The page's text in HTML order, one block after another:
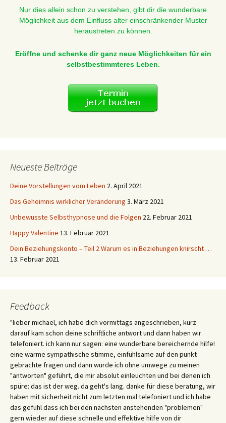
Nur dies allein schon zu verstehen, gibt dir die wunderbare
Möglichkeit aus dem Einfluss alter einschränkender Muster
heraustreten zu können.
Eröffne und schenke dir ganz neue Möglichkeiten für ein
selbstbestimmteres Leben.
Neueste Beiträge
Deine Vorstellungen vom Leben 2. April 2021
Das Geheimnis wirklicher Veränderung 3. März 2021
Unbewusste Selbsthypnose und die Folgen 22. Februar 2021
Happy Valentine 13. Februar 2021
Dein Beziehungskonto – Teil 2 Warum es in Beziehungen knirscht …
13. Februar 2021
Feedback
"lieber michael, ich habe dich vormittags angeschrieben, kurz
darauf kam schon deine schriftliche antwort und dann haben wir
telefoniert. ich kann nur sagen: eine wunderbare bereichernde hilfe!
eine warme sympathische stimme, einfühlsame auf den punkt
gebrachte fragen und dann wurde ich ohne umwege zu meinen
"antworten" geführt, die mir absolut einleuchten und bei denen ich
spüre: das ist der weg. da geht's lang. danke für diese beratung, wir
haben mit sicherheit nicht zum letzten mal telefoniert und ich habe
das gefühl dass ich bei den nächsten anstehenden "problemen"
gern wieder auf diese schnelle und effektive hilfe von dir